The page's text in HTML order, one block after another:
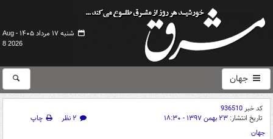
شنبه ۱۷ مرداد ۱۴۰۵ -
Aug
8 2026
جهان
کد خبر936510
تاریخ انتشار: ۲۳ بهمن ۱۳۹۷ - ۱۸:۳۰ ۲ نظر
چاپ
جهان